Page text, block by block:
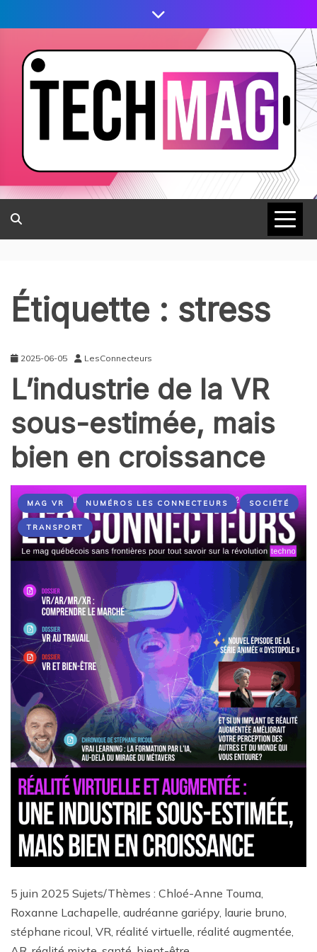
Étiquette : stress
2025-06-05 LesConnecteurs
L’industrie de la VR
sous-estimée, mais
bien en croissance
MAG VR NUMÉROS LES CONNECTEURS SOCIÉTÉ
TRANSPORT
5 juin 2025 Sujets/Thèmes : Chloé-Anne Touma,
Roxanne Lachapelle, audréanne gariépy, laurie bruno,
stéphane ricoul, VR, réalité virtuelle, réalité augmentée,